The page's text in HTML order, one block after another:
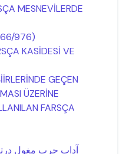
MESNEVİLERDE
976)
KASİDESİ VE
GEÇEN
ÜZERİNE
FARSÇA
آداب حرب مغول